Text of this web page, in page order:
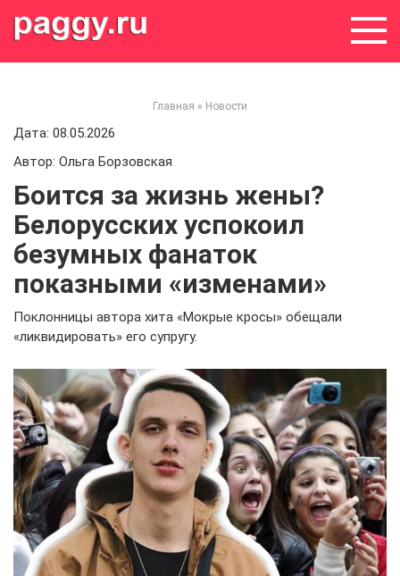
Главная » Новости
Дата: 08.05.2026
Автор: Ольга Борзовская
Боится за жизнь жены?
Белорусских успокоил
безумных фанаток
показными «изменами»
Поклонницы автора хита «Мокрые кросы» обещали
«ликвидировать» его супругу.